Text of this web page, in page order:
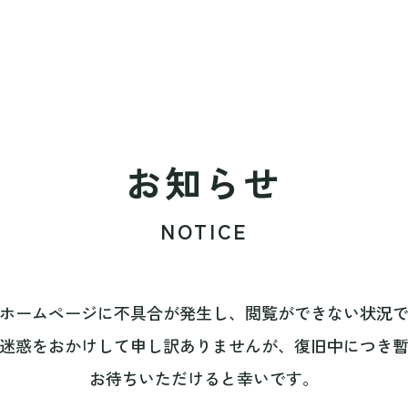
お知らせ
NOTICE
ームページに不具合が発生し、閲覧ができない状況で
惑をおかけして申し訳ありませんが、復旧中につき
お待ちいただけると幸いです。